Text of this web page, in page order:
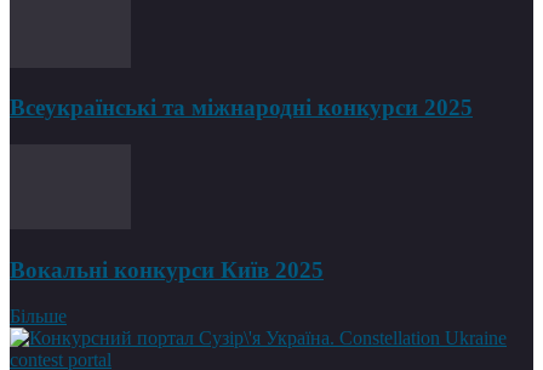
Всеукраїнські та міжнародні конкурси 2025
Вокальні конкурси Київ 2025
Більше